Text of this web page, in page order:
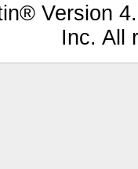
Version
Inc. All